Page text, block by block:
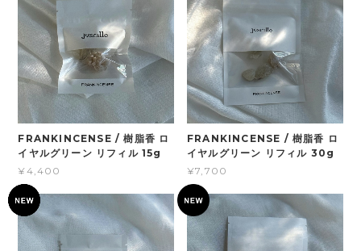
FRANKINCENSE / 樹脂香 ロ
イヤルグリーン リフィル 15g
¥4,400
FRANKINCENSE / 樹脂香 ロ
イヤルグリーン リフィル 30g
¥7,700